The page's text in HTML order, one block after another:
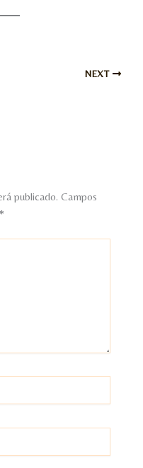
NEXT
publicado. Campos
*